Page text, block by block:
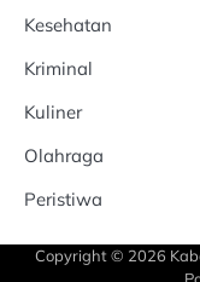
Kesehatan
Kriminal
Kuliner
Olahraga
Peristiwa
Copyright © 2026